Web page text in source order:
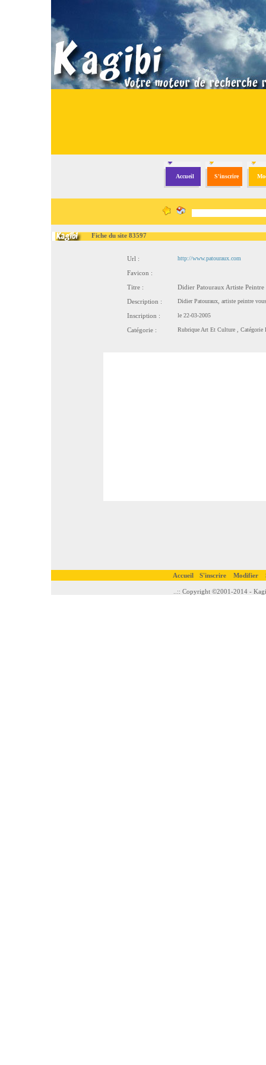
Accueil S'inscrire
Fiche du site 83597
Url : http://www.patouraux.com
Favicon :
Titre :
Didier Patouraux Artiste Peintre
Description :
Didier Patouraux, artiste peintre
Inscription : le 22-03-2005
Catégorie : Rubrique Art Et Culture, Catégorie
Accueil S'inscrire Modifier
..:: Copyright ©2001-2014 -